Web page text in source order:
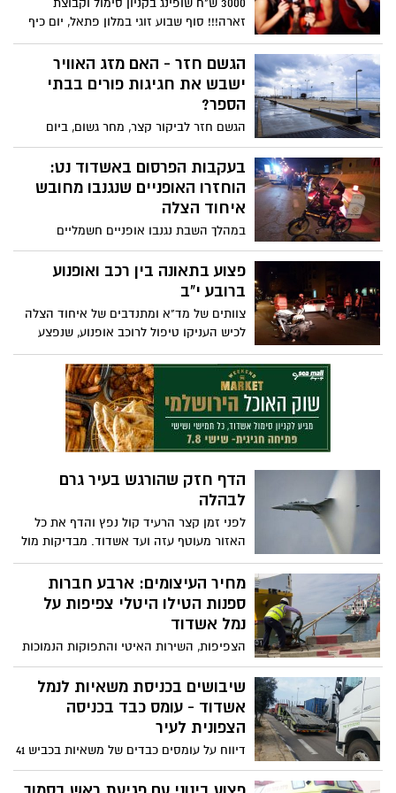
3000 ש"ח שופינג בקניון סימול וקבוצת
זארה!!! סוף שבוע זוגי במלון פתאל, יום כיף
בביג פאשן עם 500 ש"ח לקניות וארוחה
מפנקת, 500 ש"ח לנסיעות ספיישל במוניות
גט, ארוחת שף זוגית ו 7 ארוחות זוגיות
במסעדות הכי שוות בעיר - צלמו ושלחו אלינו
את התחפושת שלכם וזכו בפרסים הכי
לוהטים בעיר. ניתן לשלוח תמונות עד חמישי
בחצות
הגשם חזר - האם מזג האוויר
ישבש את חגיגות פורים בבתי
הספר?
הגשם חזר לביקור קצר, מחר גשום, ביום
רביעי מעונן חלקית
בעקבות הפרסום באשדוד נט:
הוחזרו האופניים שנגנבו מחובש
איחוד הצלה
במהלך השבת נגנבו אופניים חשמליים
ששמשו מזה תקופה חובש איחוד הצלה,
ושבאמצעותם הגיע לאירועים רבים ברחבי
העיר כדי לסייע בהצלת חיים. בעקבות
פצוע בתאונה בין רכב ואופנוע
ברובע י"ב
צוותים של מד"א ומתנדבים של איחוד הצלה
לכיש העניקו טיפול לרוכב אופנוע, שנפצע
בתאונה שהתרחשה בין אופנוע ורכב פרטי.
הצוותים במקום העניקו לו טיפול רפואי
ראשוני, והוא פונה במצב קל לבית החולים
אסותא באשדוד להמשך טיפול. נסיבות
התאונה בחקירה
הדף חזק שהורגש בעיר גרם
לבהלה
לפני זמן קצר הרעיד קול נפץ והדף את כל
האזור מעוטף עזה ועד אשדוד. מבדיקות מול
גורמי הביטחון עולה כי אין אירוע חריג באזור
של נפילת טילים או כל אירוע חבלני אחר.
המקור הוא כנראה בפעילות של חיל האוויר
וכן מדובר בבום על קולי ככל הנראה
מחיר העיצומים: ארבע חברות
ספנות הטילו היטלי צפיפות על
נמל אשדוד
הצפיפות, השירות האיטי והתפוקות הנמוכות
בנמל הביאו לאחרונה ארבע חברות ספנות
להטיל היטלי צפיפות על נמל אשדוד
שיבושים בכניסת משאיות לנמל
אשדוד - עומס כבד בכניסה
הצפונית לעיר
דיווח על עומסים כבדים של משאיות בכביש 41
בכניסה הצפונית לאשדוד. משאיות רבות
תקועות בכניסה לנמל אשדוד וכניסתם לא